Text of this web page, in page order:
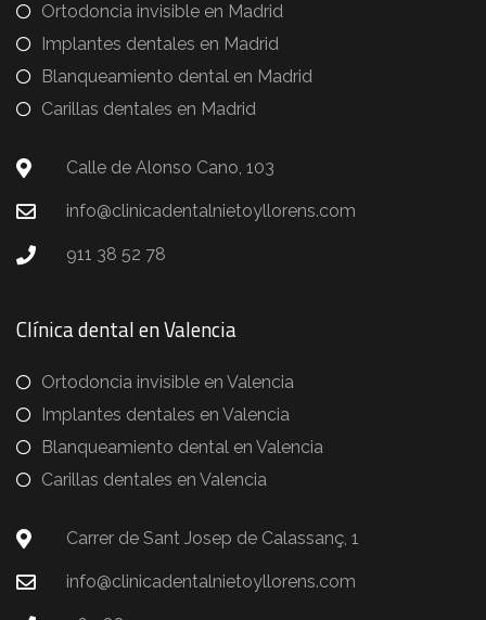
Ortodoncia invisible en Madrid
Implantes dentales en Madrid
Blanqueamiento dental en Madrid
Carillas dentales en Madrid
Calle de Alonso Cano, 103
info@clinicadentalnietoyllorens.com
911 38 52 78
Clínica dental en Valencia
Ortodoncia invisible en Valencia
Implantes dentales en Valencia
Blanqueamiento dental en Valencia
Carillas dentales en Valencia
Carrer de Sant Josep de Calassanç, 1
info@clinicadentalnietoyllorens.com